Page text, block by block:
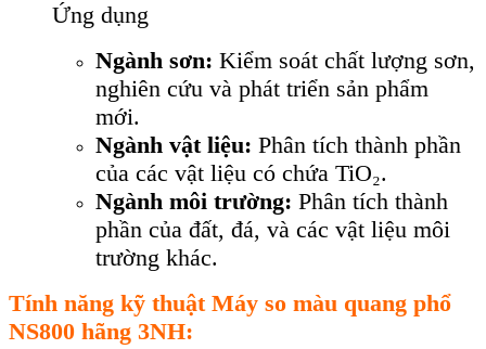
Ứng dụng
Ngành sơn: Kiểm soát chất lượng sơn,
nghiên cứu và phát triển sản phẩm
mới.
Ngành vật liệu: Phân tích thành phần
của các vật liệu có chứa TiO₂.
Ngành môi trường: Phân tích thành
phần của đất, đá, và các vật liệu môi
trường khác.
Tính năng kỹ thuật Máy so màu quang phổ
NS800 hãng 3NH: